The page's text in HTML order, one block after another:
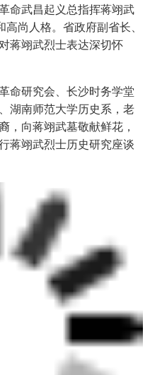
命武昌起义总指挥蒋翊武
尚人格。省政府副省长、
蒋翊武烈士表达深切怀
研究会、长沙时务学堂
湖南师范大学历史系，老
，向蒋翊武墓敬献鲜花，
蒋翊武烈士历史研究座谈